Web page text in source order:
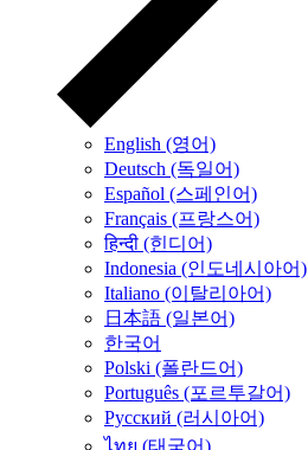
English (영어)
Deutsch (독일어)
Español (스페인어)
Français (프랑스어)
हिन्दी (힌디어)
Indonesia (인도네시아어)
Italiano (이탈리아어)
日本語 (일본어)
한국어
Polski (폴란드어)
Português (포르투갈어)
Русский (러시아어)
ไทย (태국어)